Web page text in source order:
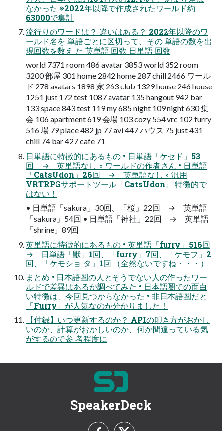
なかった ※2022年以降で作成されたワールド約
63000で集計
流行りのワードは？ 違いはある？ 2022年以降のワ
ールド名を 単語ごとに区切って、その 単語の数を出
現回数を数え た 英単語 回数 日単語 回数
world 7371 room 486 avatar 3853 world 352 room
3200 部屋 301 home 2842 home 287 chill 2466 ワール
ド 278 avatars 1898 家 263 club 1329 house 246 house
1251 just 172 test 1087 avatar 135 hangout 942 bar
133 space 843 test 119 my 685 night 109 night 630 集
会 106 apartment 619 会場 103 cozy 554 vrc 102 furry
516 場 79 place 482 jp 77 avi 447 ハウス 75 just 431
chill 74 bar 427 cafe 71
日単語に特徴的にあるもの • 日単語「ケセド」53
回 → 英単語なし ◦ ワールドの作者さん • 日単語
「CatsUdon」26回 → 英単語なし ◦ 汎用
VRTRPGサポートツール「CatsUdon」 特徴的で
はない！
• 日単語「sakura」30回、「桜」22回 → 英単語
「sakura」54回 • 日単語「神社」22回 → 英単語
「shrine」89回
英単語に特徴的にあるもの • 英単語「furry」516回
→ 日単語「獣」1回、「furry」7回、「ケモフ」2
回、「ケモショ タ」1回 （全然ないですね・・・）
まとめ • 日本語圏の人とそうでない人の作ったワー
ルドで差異はあるか調べてみた • 日本語圏での面白
い特徴は、今回見つからなかった • 非日本語圏だと
「Furry」が人気なのが分かりました！
【付録】いつ更新するのか？ APIの叩き方がおかし
いのか、計算がおかしいのか、何か間違っている気
がするので参 考程度に
SpeakerDeck